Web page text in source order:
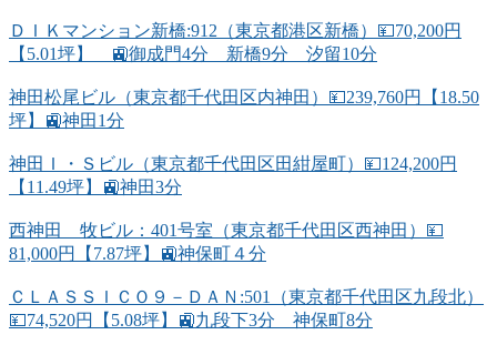
ＤＩＫマンション新橋:912（東京都港区新橋）💴70,200円
【5.01坪】 🚉御成門4分 新橋9分 汐留10分
神田松尾ビル（東京都千代田区内神田）💴239,760円【18.50
坪】🚉神田1分
神田Ｉ・Ｓビル（東京都千代田区田紺屋町）💴124,200円
【11.49坪】🚉神田3分
西神田 牧ビル：401号室（東京都千代田区西神田）💴
81,000円【7.87坪】🚉神保町４分
ＣＬＡＳＳＩＣＯ９－ＤＡＮ:501（東京都千代田区九段北）
💴74,520円【5.08坪】🚉九段下3分 神保町8分